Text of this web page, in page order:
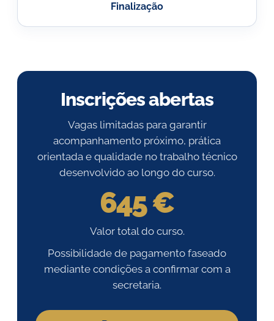
Finalização
Inscrições abertas
Vagas limitadas para garantir
acompanhamento próximo, prática
orientada e qualidade no trabalho técnico
desenvolvido ao longo do curso.
645 €
Valor total do curso.
Possibilidade de pagamento faseado
mediante condições a confirmar com a
secretaria.